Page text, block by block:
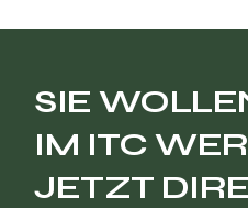
SIE
IM ITC
JETZT